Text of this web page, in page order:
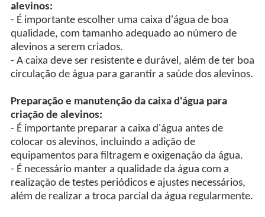
alevinos:
- É importante escolher uma caixa d'água de boa
qualidade, com tamanho adequado ao número de
alevinos a serem criados.
- A caixa deve ser resistente e durável, além de ter boa
circulação de água para garantir a saúde dos alevinos.
Preparação e manutenção da caixa d'água para
criação de alevinos:
- É importante preparar a caixa d'água antes de
colocar os alevinos, incluindo a adição de
equipamentos para filtragem e oxigenação da água.
- É necessário manter a qualidade da água com a
realização de testes periódicos e ajustes necessários,
além de realizar a troca parcial da água regularmente.